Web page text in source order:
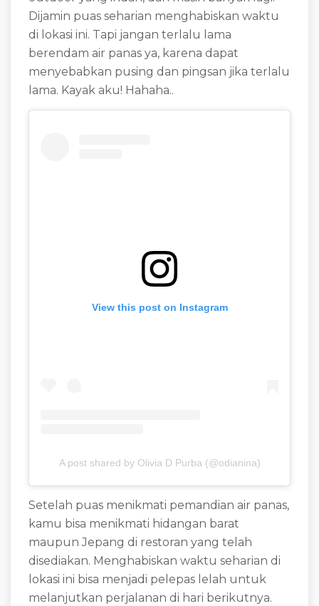
Dijamin puas seharian menghabiskan waktu
di lokasi ini. Tapi jangan terlalu lama
berendam air panas ya, karena dapat
menyebabkan pusing dan pingsan jika terlalu
lama. Kayak aku! Hahaha..
View this post on Instagram
A post shared by Olivia D Purba (@odianina)
Setelah puas menikmati pemandian air panas,
kamu bisa menikmati hidangan barat
maupun Jepang di restoran yang telah
disediakan. Menghabiskan waktu seharian di
lokasi ini bisa menjadi pelepas lelah untuk
melanjutkan perjalanan di hari berikutnya.